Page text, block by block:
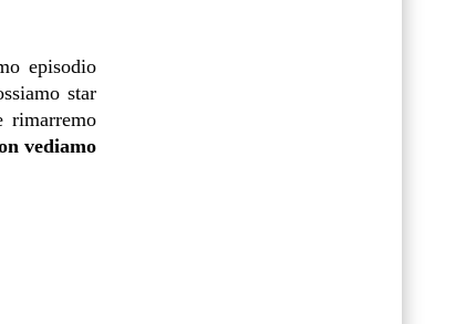
episodio
star
rimarremo
vediamo